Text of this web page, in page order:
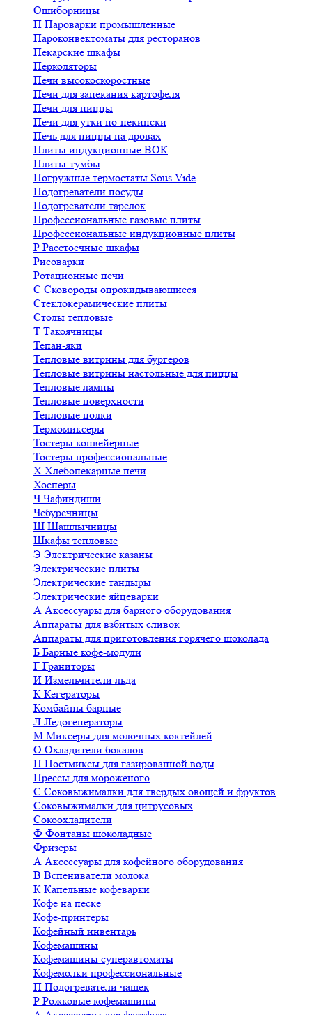
Ошиборницы
П Пароварки промышленные
Пароконвектоматы для ресторанов
Пекарские шкафы
Перколяторы
Печи высокоскоростные
Печи для запекания картофеля
Печи для пиццы
Печи для утки по-пекински
Печь для пиццы на дровах
Плиты индукционные ВОК
Плиты-тумбы
Погружные термостаты Sous Vide
Подогреватели посуды
Подогреватели тарелок
Профессиональные газовые плиты
Профессиональные индукционные плиты
Р Расстоечные шкафы
Рисоварки
Ротационные печи
С Сковороды опрокидывающиеся
Стеклокерамические плиты
Столы тепловые
Т Такоячницы
Тепан-яки
Тепловые витрины для бургеров
Тепловые витрины настольные для пиццы
Тепловые лампы
Тепловые поверхности
Тепловые полки
Термомиксеры
Тостеры конвейерные
Тостеры профессиональные
Х Хлебопекарные печи
Хосперы
ЧЧафиндиши
Чебуречницы
Ш Шашлычницы
Шкафы тепловые
Э Электрические казаны
Электрические плиты
Электрические тандыры
Электрические яйцеварки
А Аксессуары для барного оборудования
Аппараты для взбитых сливок
Аппараты для приготовления горячего шоколада
Б Барные кофе-модули
Г Граниторы
И Измельчители льда
К Кегераторы
Комбайны барные
Л Ледогенераторы
М Миксеры для молочных коктейлей
О Охладители бокалов
П Постмиксы для газированной воды
Прессы для мороженого
С Соковыжималки для твердых овощей и фруктов
Соковыжималки для цитрусовых
Сокоохладители
Ф Фонтаны шоколадные
Фризеры
А Аксессуары для кофейного оборудования
В Вспениватели молока
К Капельные кофеварки
Кофе на песке
Кофе-принтеры
Кофейный инвентарь
Кофемашины
Кофемашины суперавтоматы
Кофемолки профессиональные
П Подогреватели чашек
Р Рожковые кофемашины